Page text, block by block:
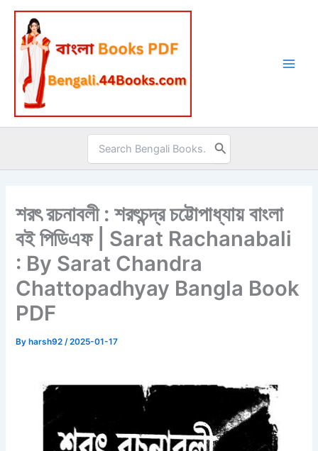
Skip
content
Search
for:
শরৎ রচনাবলী : শরৎচন্দ্র চট্টোপাধ্যায় বাংলা
বই পিডিএফ | Sarat Rachanabali
: By Sarat Chandra
Chattopadhyay Bangla Book
PDF
By harsh92/2025-01-17